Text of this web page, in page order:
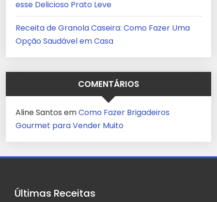
esse Delicioso Prato Leve
Receita de Granola Caseira: Como Fazer Uma
Opção Saudável em Casa
COMENTÁRIOS
Aline Santos emComo Fazer Brigadeiros
Gourmet para Vender Muito
Últimas Receitas